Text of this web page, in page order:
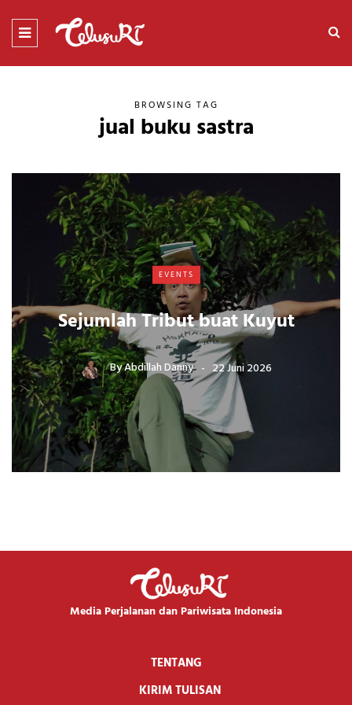
BROWSING TAG
jual buku sastra
EVENTS
Sejumlah Tribut buat Kuyut
ByAbdillah Danny 22 Juni 2026
Media Perjalanan dan Pariwisata Indonesia
TENTANG
KIRIM TULISAN